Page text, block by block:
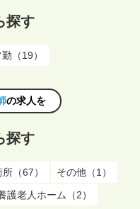
探す
（19）
の求人を
探す
（67）
その他（1）
護老人ホーム（2）